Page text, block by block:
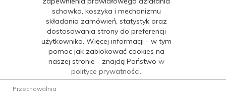
schowka, koszyka i mechanizmu
składania zamówień, statystyk oraz
dostosowania strony do preferencji
użytkownika. Więcej informacji - w tym
pomoc jak zablokować cookies na
naszej stronie - znajdą Państwo w
polityce prywatności.
Przechowalnia